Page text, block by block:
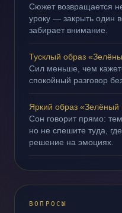
Сюжет возвращается
уроку — закрыть один
забирает внимание.
Тусклый образ
Сил меньше, чем
спокойный разговор
Яркий образ «Зелёный
Сон говорит прямо:
но не спешите туда,
решение на эмоциях.
ВОПРОСЫ